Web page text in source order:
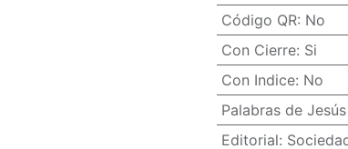
Código QR: No
Con Cierre: Si
Con Indice: No
Palabras de
Editorial: